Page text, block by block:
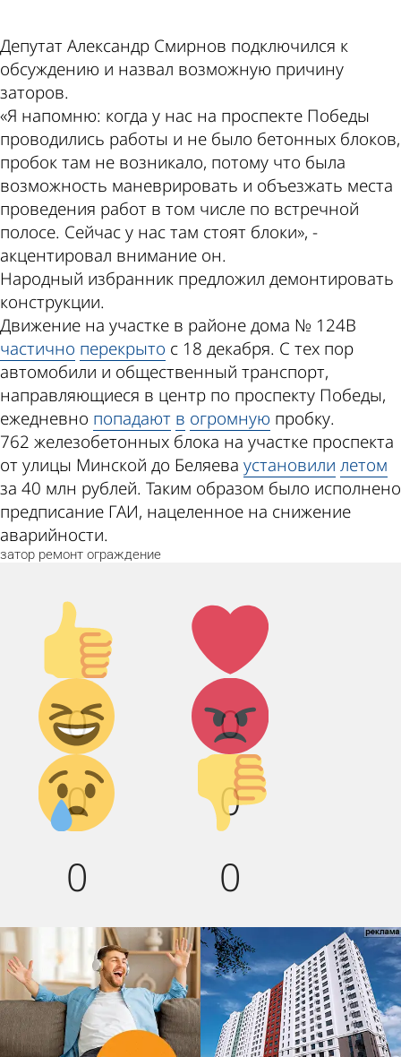
Депутат Александр Смирнов подключился к
обсуждению и назвал возможную причину
заторов.
«Я напомню: когда у нас на проспекте Победы
проводились работы и не было бетонных блоков,
пробок там не возникало, потому что была
возможность маневрировать и объезжать места
проведения работ в том числе по встречной
полосе. Сейчас у нас там стоят блоки», -
акцентировал внимание он.
Народный избранник предложил демонтировать
конструкции.
Движение на участке в районе дома № 124В
частично перекрыто с 18 декабря. С тех пор
автомобили и общественный транспорт,
направляющиеся в центр по проспекту Победы,
ежедневно попадают в огромную пробку.
762 железобетонных блока на участке проспекта
от улицы Минской до Беляева установили летом
за 40 млн рублей. Таким образом было исполнено
предписание ГАИ, нацеленное на снижение
аварийности.
затор ремонт ограждение
Палец
вверх!
0
Лайк!
0
Дикий
смех!
0
Агрессия!
0
Грусть :(
0
Палец
вниз!
0